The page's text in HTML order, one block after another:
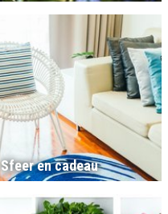
Sfeer en cadeau